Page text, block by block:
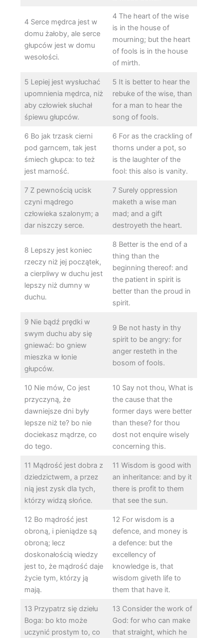
4 Serce mędrca jest w
domu żałoby, ale serce
głupców jest w domu
wesołości.
4 The heart of the wise
is in the house of
mourning; but the heart
of fools is in the house
of mirth.
5 Lepiej jest wysłuchać
upomnienia mędrca, niż
aby człowiek słuchał
śpiewu głupców.
5 It is better to hear the
rebuke of the wise, than
for a man to hear the
song of fools.
6 Bo jak trzask cierni
pod garncem, tak jest
śmiech głupca: to też
jest marność.
6 For as the crackling of
thorns under a pot, so
is the laughter of the
fool: this also is vanity.
7 Z pewnością ucisk
czyni mądrego
człowieka szalonym; a
dar niszczy serce.
7 Surely oppression
maketh a wise man
mad; and a gift
destroyeth the heart.
8 Lepszy jest koniec
rzeczy niż jej początek,
a cierpliwy w duchu jest
lepszy niż dumny w
duchu.
8 Better is the end of a
thing than the
beginning thereof: and
the patient in spirit is
better than the proud in
spirit.
9 Nie bądź prędki w
swym duchu aby się
gniewać: bo gniew
mieszka w łonie
głupców.
9 Be not hasty in thy
spirit to be angry: for
anger resteth in the
bosom of fools.
10 Nie mów, Co jest
przyczyną, że
dawniejsze dni były
lepsze niż te? bo nie
dociekasz mądrze, co
do tego.
10 Say not thou, What is
the cause that the
former days were better
than these? for thou
dost not enquire wisely
concerning this.
11 Mądrość jest dobra z
dziedzictwem, a przez
nią jest zysk dla tych,
którzy widzą słońce.
11 Wisdom is good with
an inheritance: and by it
there is profit to them
that see the sun.
12 Bo mądrość jest
obroną, i pieniądze są
obroną; lecz
doskonałością wiedzy
jest to, że mądrość daje
życie tym, którzy ją
mają.
12 For wisdom is a
defence, and money is
a defence: but the
excellency of
knowledge is, that
wisdom giveth life to
them that have it.
13 Przypatrz się dziełu
Boga: bo kto może
uczynić prostym to, co
13 Consider the work of
God: for who can make
that straight, which he